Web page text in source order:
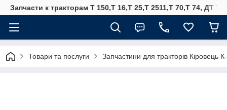
Запчасти к тракторам Т 150,Т 16,Т 25,Т 2511,Т 70,Т 74, ДТ
Товари та послуги Запчастини для тракторів Кіровець